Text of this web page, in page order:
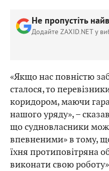
Не пропустіть
Додайте ZAXID.NET у
«Якщо нас повністю
сталося, то
коридором, маючи
нашого уряду», –
що судновласники
впевненими» в тому, що
їхня протиповітряна
виконати свою